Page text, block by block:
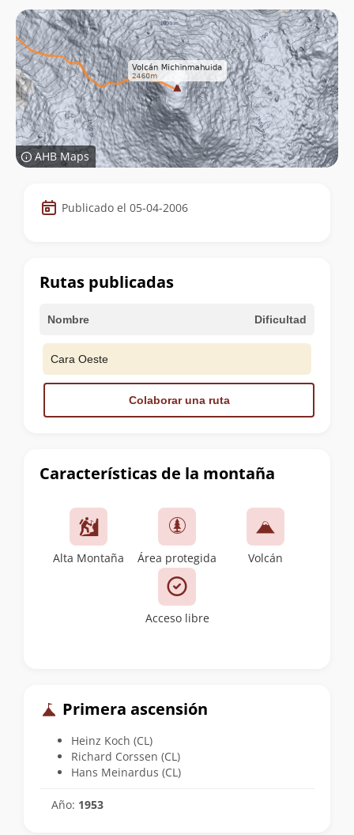
AHB Maps
Datos
de
cumbre
Publicado el 05-04-2006
Características de la montaña
Alta Montaña Área protegida Volcán
Acceso libre
Primera ascensión
Heinz Koch (CL)
Richard Corssen (CL)
Hans Meinardus (CL)
Año: 1953
Rutas publicadas
Nombre Dificultad
Cara Oeste
Colaborar una ruta